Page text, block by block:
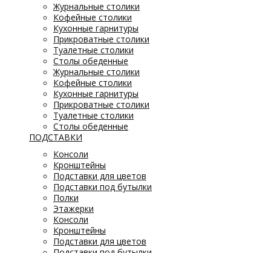
Журнальные столики
Кофейные столики
Кухонные гарнитуры
Прикроватные столики
Туалетные столики
Столы обеденные
Журнальные столики
Кофейные столики
Кухонные гарнитуры
Прикроватные столики
Туалетные столики
Столы обеденные
ПОДСТАВКИ
Консоли
Кронштейны
Подставки для цветов
Подставки под бутылки
Полки
Этажерки
Консоли
Кронштейны
Подставки для цветов